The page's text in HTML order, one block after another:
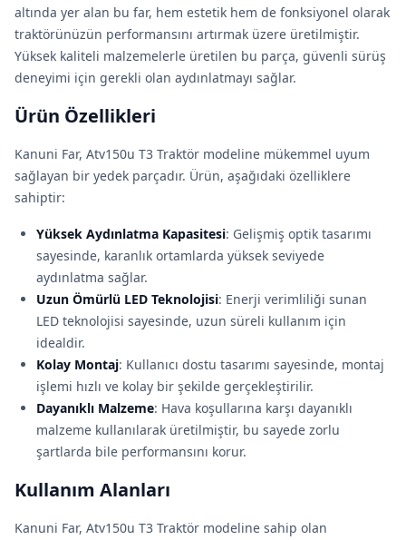
altında yer alan bu far, hem estetik hem de fonksiyonel olarak
traktörünüzün performansını artırmak üzere üretilmiştir.
Yüksek kaliteli malzemelerle üretilen bu parça, güvenli sürüş
deneyimi için gerekli olan aydınlatmayı sağlar.
Ürün Özellikleri
Kanuni Far, Atv150u T3 Traktör modeline mükemmel uyum
sağlayan bir yedek parçadır. Ürün, aşağıdaki özelliklere
sahiptir:
Yüksek Aydınlatma Kapasitesi: Gelişmiş optik tasarımı
sayesinde, karanlık ortamlarda yüksek seviyede
aydınlatma sağlar.
Uzun Ömürlü LED Teknolojisi: Enerji verimliliği sunan
LED teknolojisi sayesinde, uzun süreli kullanım için
idealdir.
Kolay Montaj: Kullanıcı dostu tasarımı sayesinde, montaj
işlemi hızlı ve kolay bir şekilde gerçekleştirilir.
Dayanıklı Malzeme: Hava koşullarına karşı dayanıklı
malzeme kullanılarak üretilmiştir, bu sayede zorlu
şartlarda bile performansını korur.
Kullanım Alanları
Kanuni Far, Atv150u T3 Traktör modeline sahip olan